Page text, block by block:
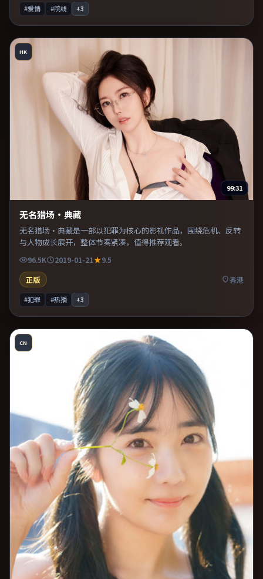
#爱情 #院线 +3
HK
99:31
无名猎场·典藏
无名猎场·典藏是一部以犯罪为核心的影视作品，围绕危机、反转
与人物成长展开，整体节奏紧凑，值得推荐观看。
96.5K 2019-01-21
9.5
正版
香港
#犯罪 #热播 +3
CN